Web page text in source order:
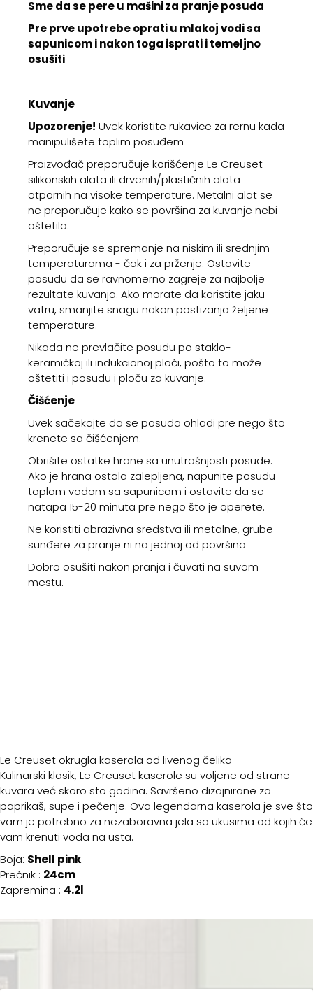
Sme da se pere u mašini za pranje posuđa
Pre prve upotrebe oprati u mlakoj vodi sa
sapunicom i nakon toga isprati i temeljno
osušiti
Kuvanje
Upozorenje! Uvek koristite rukavice za rernu kada
manipulišete toplim posuđem
Proizvođač preporučuje korišćenje Le Creuset
silikonskih alata ili drvenih/plastičnih alata
otpornih na visoke temperature. Metalni alat se
ne preporučuje kako se površina za kuvanje nebi
oštetila.
Preporučuje se spremanje na niskim ili srednjim
temperaturama - čak i za prženje. Ostavite
posudu da se ravnomerno zagreje za najbolje
rezultate kuvanja. Ako morate da koristite jaku
vatru, smanjite snagu nakon postizanja željene
temperature.
Nikada ne prevlačite posudu po staklo-
keramičkoj ili indukcionoj ploči, pošto to može
oštetiti i posudu i ploču za kuvanje.
Čišćenje
Uvek sačekajte da se posuda ohladi pre nego što
krenete sa čišćenjem.
Obrišite ostatke hrane sa unutrašnjosti posude.
Ako je hrana ostala zalepljena, napunite posudu
toplom vodom sa sapunicom i ostavite da se
natapa 15-20 minuta pre nego što je operete.
Ne koristiti abrazivna sredstva ili metalne, grube
sunđere za pranje ni na jednoj od površina
Dobro osušiti nakon pranja i čuvati na suvom
mestu.
Le Creuset okrugla kaserola od livenog čelika
Kulinarski klasik, Le Creuset kaserole su voljene od strane
kuvara već skoro sto godina. Savršeno dizajnirane za
paprikaš, supe i pečenje. Ova legendarna kaserola je sve što
vam je potrebno za nezaboravna jela sa ukusima od kojih će
vam krenuti voda na usta.
Boja: Shell pink
Prečnik : 24cm
Zapremina : 4.2l